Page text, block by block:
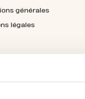
générales
légales